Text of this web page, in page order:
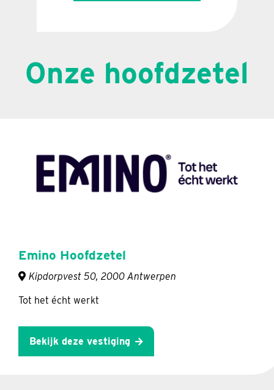
Onze hoofdzetel
Emino Hoofdzetel
Kipdorpvest 50, 2000 Antwerpen
Tot het écht werkt
Bekijk deze vestiging